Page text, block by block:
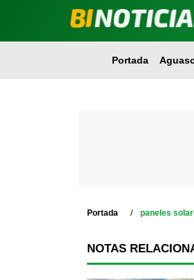
Portada
Portada paneles
NOTAS